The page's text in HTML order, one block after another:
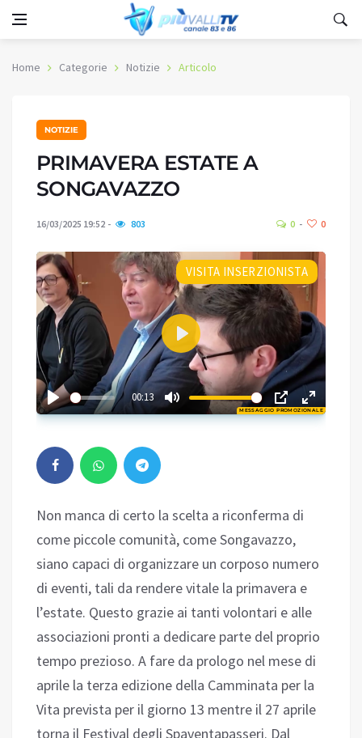
Home Categorie Notizie Articolo
NOTIZIE
PRIMAVERA ESTATE A
SONGAVAZZO
16/03/2025 19:52 803 0 0
MESSAGGIO PROMOZIONALE
VISITA INSERZIONISTA
00:13
Play
02:47
Non manca di certo la scelta a riconferma di
come piccole comunità, come Songavazzo,
siano capaci di organizzare un corposo numero
di eventi, tali da rendere vitale la primavera e
l’estate. Questo grazie ai tanti volontari e alle
associazioni pronti a dedicare parte del proprio
tempo prezioso. A fare da prologo nel mese di
aprile la terza edizione della Camminata per la
Vita prevista per il giorno 13 mentre il 27 aprile
torna il Festival degli Spaventapasseri. Dal